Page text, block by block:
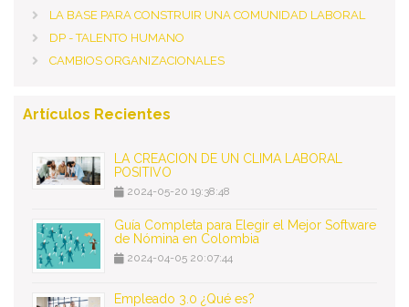
Deseo recibir información de otros Productos /
Al enviar este formulario aceptas nuestra
LA BASE PARA CONSTRUIR UNA COMUNIDAD LABORAL
DP - TALENTO HUMANO
CAMBIOS ORGANIZACIONALES
Artículos Recientes
LA CREACIÓN DE UN CLIMA LABORAL
POSITIVO
2024-05-20 19:38:48
Guía Completa para Elegir el Mejor Software
de Nómina en Colombia
2024-04-05 20:07:44
Empleado 3.0 ¿Qué es?